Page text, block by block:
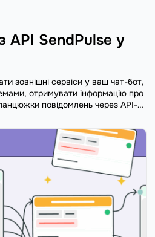
API SendPulse у
зовнішні сервіси у ваш чат-бот,
отримувати інформацію про
повідомлень через API-